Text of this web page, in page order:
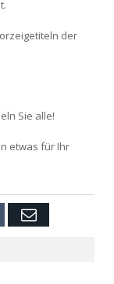
der
Sie alle!
etwas für Ihr
Email